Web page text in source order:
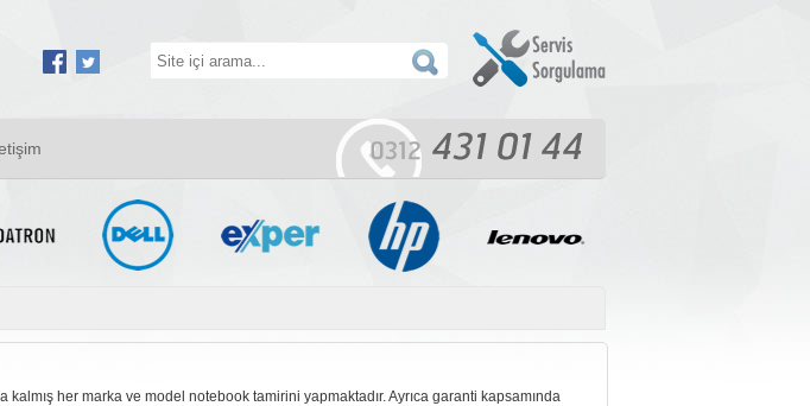
kalmış her marka ve model notebook tamirini yapmaktadır. Ayrıca garanti kapsamında